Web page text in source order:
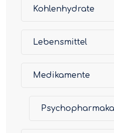
Kohlenhydrate
Lebensmittel
Medikamente
Psychopharmaka